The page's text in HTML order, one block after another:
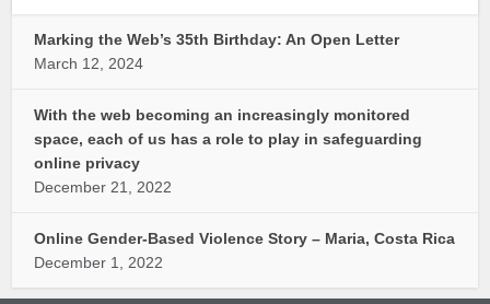
Marking the Web’s 35th Birthday: An Open Letter
March 12, 2024
With the web becoming an increasingly monitored
space, each of us has a role to play in safeguarding
online privacy
December 21, 2022
Online Gender-Based Violence Story – Maria, Costa Rica
December 1, 2022